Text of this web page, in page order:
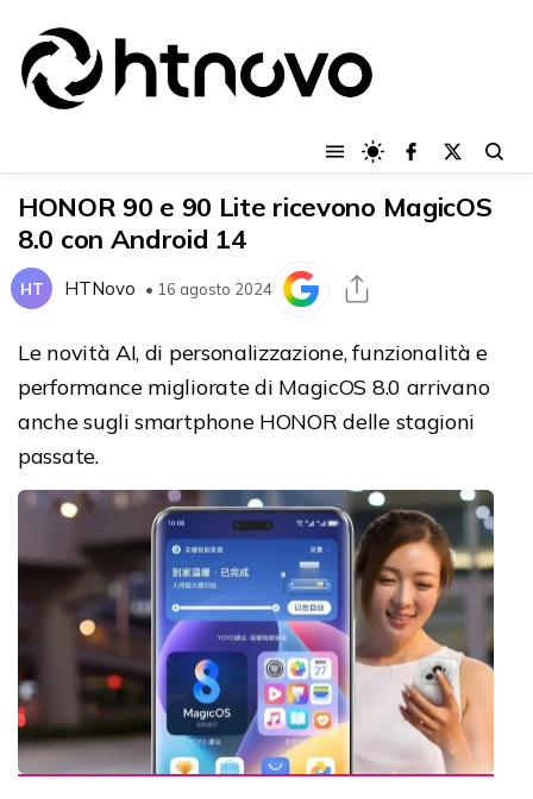
HONOR 90 e 90 Lite ricevono MagicOS
8.0 con Android 14
HT HTNovo • 16 agosto 2024
Le novità AI, di personalizzazione, funzionalità e
performance migliorate di MagicOS 8.0 arrivano
anche sugli smartphone HONOR delle stagioni
passate.